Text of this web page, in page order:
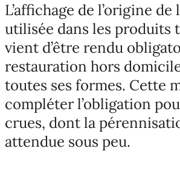
L’affichage de l’origine de
utilisée dans les produits
vient d’être rendu
restauration hors
toutes ses formes. Cette
compléter l’obligation
crues, dont la
attendue sous peu.